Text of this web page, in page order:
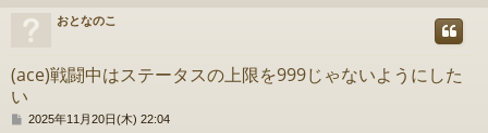
おとなのこ
(ace)戦闘中はステータスの上限を999じゃないようにした
い
投
2025年11月20日(木) 22:04